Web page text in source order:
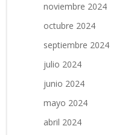
noviembre 2024
octubre 2024
septiembre 2024
julio 2024
junio 2024
mayo 2024
abril 2024